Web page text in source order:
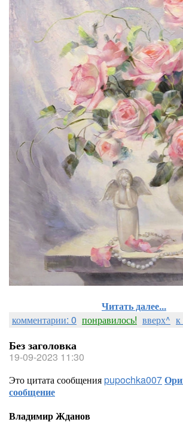
Читать далее...
комментарии: 0 понравилось! вверх^ к
Без заголовка
19-09-2023 11:30
Это цитата сообщенияpupochka007
сообщение
Владимир Жданов